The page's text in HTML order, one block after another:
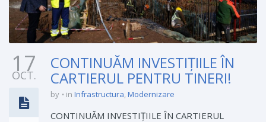
17
OCT.
CONTINUĂM INVESTIȚIILE ÎN
CARTIERUL PENTRU TINERI!
by in Infrastructura,Modernizare
CONTINUĂM INVESTIȚIILE ÎN CARTIERUL